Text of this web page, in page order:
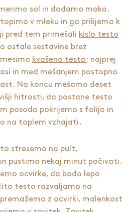
sol in dodamo moko.
v mleku in ga prilijemo k
pred tem primešali kislo testo
ostale sestavine brez
kvašeno testo; najprej
in med mešanjem postopno
Na koncu mešamo deset
hitrosti, da postane testo
posodo pokrijemo s folijo in
na toplem vzhajati.
stresemo na pult,
pustimo nekaj minut počivati.
ocvirke, da bodo lepo
testo razvaljamo na
z ocvirki, malenkost